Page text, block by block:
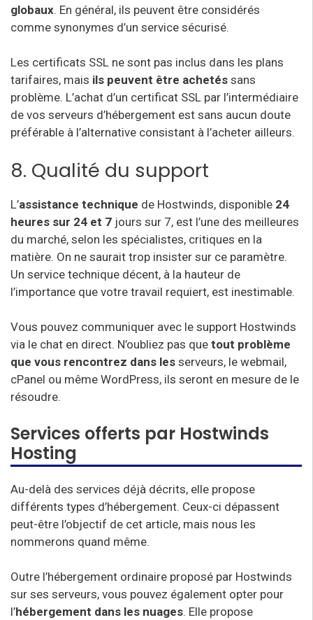
globaux. En général, ils peuvent être considérés
comme synonymes d’un service sécurisé.
Les certificats SSL ne sont pas inclus dans les plans
tarifaires, mais ils peuvent être achetés sans
problème. L’achat d’un certificat SSL par l’intermédiaire
de vos serveurs d’hébergement est sans aucun doute
préférable à l’alternative consistant à l’acheter ailleurs.
8. Qualité du support
L’assistance technique de Hostwinds, disponible 24
heures sur 24 et 7 jours sur 7, est l’une des meilleures
du marché, selon les spécialistes, critiques en la
matière. On ne saurait trop insister sur ce paramètre.
Un service technique décent, à la hauteur de
l’importance que votre travail requiert, est inestimable.
Vous pouvez communiquer avec le support Hostwinds
via le chat en direct. N’oubliez pas que tout problème
que vous rencontrez dans les serveurs, le webmail,
cPanel ou même WordPress, ils seront en mesure de le
résoudre.
Services offerts par Hostwinds
Hosting
Au-delà des services déjà décrits, elle propose
différents types d’hébergement. Ceux-ci dépassent
peut-être l’objectif de cet article, mais nous les
nommerons quand même.
Outre l’hébergement ordinaire proposé par Hostwinds
sur ses serveurs, vous pouvez également opter pour
l’hébergement dans les nuages. Elle propose